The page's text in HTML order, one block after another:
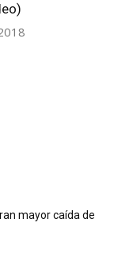
mayor caída de